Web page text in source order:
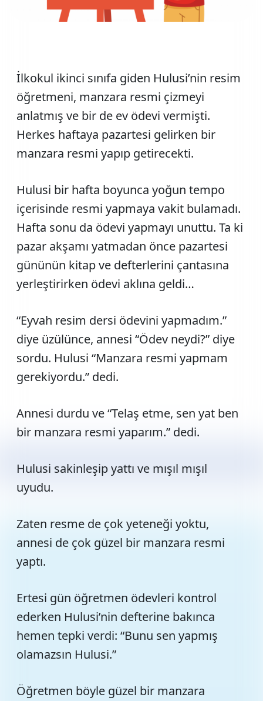
İlkokul ikinci sınıfa giden Hulusi’nin resim
öğretmeni, manzara resmi çizmeyi
anlatmış ve bir de ev ödevi vermişti.
Herkes haftaya pazartesi gelirken bir
manzara resmi yapıp getirecekti.
Hulusi bir hafta boyunca yoğun tempo
içerisinde resmi yapmaya vakit bulamadı.
Hafta sonu da ödevi yapmayı unuttu. Ta ki
pazar akşamı yatmadan önce pazartesi
gününün kitap ve defterlerini çantasına
yerleştirirken ödevi aklına geldi…
“Eyvah resim dersi ödevini yapmadım.”
diye üzülünce, annesi “Ödev neydi?” diye
sordu. Hulusi “Manzara resmi yapmam
gerekiyordu.” dedi.
Annesi durdu ve “Telaş etme, sen yat ben
bir manzara resmi yaparım.” dedi.
Hulusi sakinleşip yattı ve mışıl mışıl
uyudu.
Zaten resme de çok yeteneği yoktu,
annesi de çok güzel bir manzara resmi
yaptı.
Ertesi gün öğretmen ödevleri kontrol
ederken Hulusi’nin defterine bakınca
hemen tepki verdi: “Bunu sen yapmış
olamazsın Hulusi.”
Öğretmen böyle güzel bir manzara